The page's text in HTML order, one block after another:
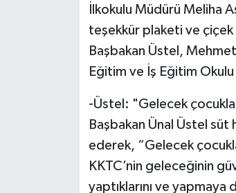
İlkokulu Müdürü Meliha
teşekkür plaketi ve çiçek
Başbakan Üstel,
Eğitim ve İş Eğitim
-Üstel: "Gelecek
Başbakan Ünal Üstel süt
ederek, “Gelecek
KKTC’nin geleceğinin
yaptıklarını ve